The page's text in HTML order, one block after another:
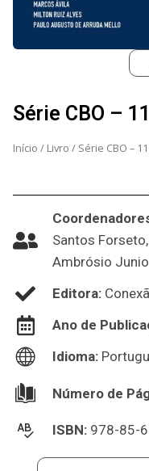
Série CBO –
Início / Livro / Série CBO –
Santos
Ambrósio
Editora:
Ano de
Idioma:
Número de
ISBN: 978-85-